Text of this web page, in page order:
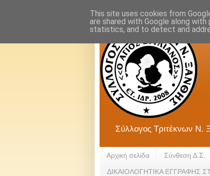
Σύλλογος Τριτέκνων Ν.
Αρχική σελίδα Σύνθεση Δ.Σ.
ΔΙΚΑΙΟΛΟΓΗΤΙΚΑ ΕΓΓΡΑΦΗΣ
This site uses cookies from
are shared with Google along
statistics, and to detect and